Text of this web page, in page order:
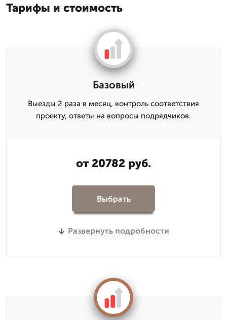
Тарифы и стоимость
Базовый
Выезды 2 раза в месяц, контроль соответствия
проекту, ответы на вопросы подрядчиков.
от 20782 руб.
Выбрать
Развернуть подробности